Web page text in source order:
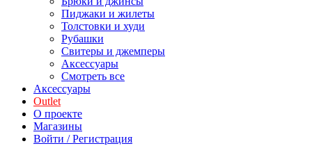
Пиджаки и жилеты
Толстовки и худи
Рубашки
Свитеры и джемперы
Аксессуары
Смотреть все
Аксессуары
Outlet
О проекте
Магазины
Войти / Регистрация